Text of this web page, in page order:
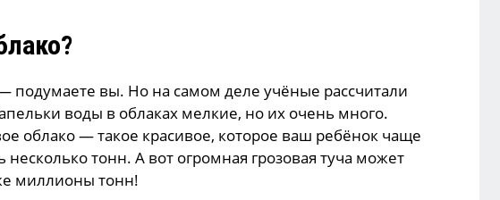
подумаете вы. Но на самом деле учёные рассчитали
воды в облаках мелкие, но их очень много.
облако — такое красивое, которое ваш ребёнок чаще
несколько тонн. А вот огромная грозовая туча может
миллионы тонн!